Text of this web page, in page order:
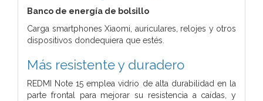
Banco de energía de bolsillo
Carga smartphones Xiaomi, auriculares, relojes y otros
dispositivos dondequiera que estés.
Más resistente y duradero
REDMI Note 15 emplea vidrio de alta durabilidad en la
parte frontal para mejorar su resistencia a caídas, y